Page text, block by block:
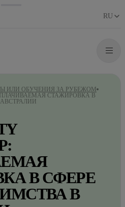
RU
ИЛИ ОБУЧЕНИЯ ЗА РУБЕЖОМ
ОПЛАЧИВАЕМАЯ СТАЖИРОВКА В
В СФЕРЕ
В